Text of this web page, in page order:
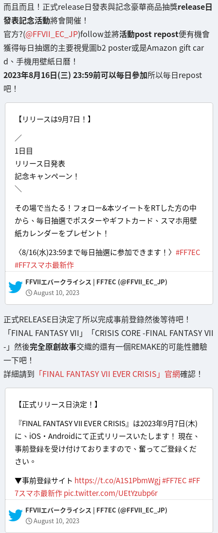
而且而且！正式release日發表與記念豪華商品抽獎release日
發表記念活動將會開催！
官方?(@FFVII_EC_JP)follow並將活動post repost便有機會
獲得毎日抽選的主要視覺圖b2 poster或是Amazon gift car
d、手機用壁紙日曆！
2023年8月16日(三) 23:59前可以毎日參加所以毎日repost
吧！
【リリースは9月7日！】
／
1日目
リリース日発表
記念キャンペーン！
＼
その場で当たる！フォロー&本ツイートをRTした方の中
から、毎日抽選でポスターやギフトカード、スマホ用壁
紙カレンダーをプレゼント！
〈8/16(水)23:59まで毎日抽選に参加できます！〉 #FF7EC
#FF7スマホ最新作
— FFVIIエバークライシス | FF7EC (@FFVII_EC_JP)
August 10, 2023
正式RELEASE日決定了所以完成事前登錄然後等待吧！
「FINAL FANTASY VII」「CRISIS CORE -FINAL FANTASY VII
-」然後完全原創故事交織的還有一個REMAKE的可能性體驗
一下吧！
詳細請到 「FINAL FANTASY VII EVER CRISIS」官網確認！
【正式リリース日決定！】
『FINAL FANTASY VII EVER CRISIS』は2023年9月7日(木)
に、iOS・Androidにて正式リリースいたします！ 現在、
事前登録を受け付けておりますので、奮ってご登録くだ
さい。
▼事前登録サイト https://t.co/A1S1PbmWgj#FF7EC#FF
7スマホ最新作pic.twitter.com/UEtYzubp6r
— FFVIIエバークライシス | FF7EC (@FFVII_EC_JP)
August 10, 2023